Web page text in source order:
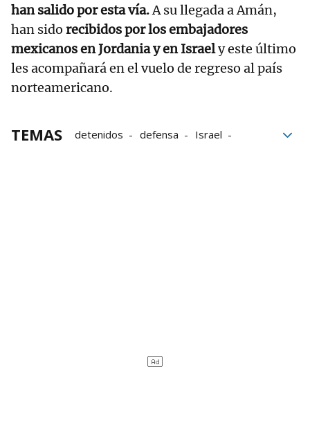
han salido por esta vía.A su llegada a Amán,
han sido recibidos por los embajadores
mexicanos en Jordania y en Israely este último
les acompañará en el vuelo de regreso al país
norteamericano.
TEMAS detenidos defensa
Israel